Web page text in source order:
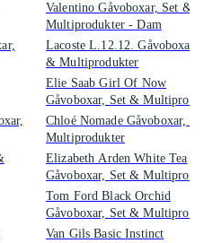
Valentino Gåvoboxar, Set &
Multiprodukter - Dam
Lacoste L.12.12. Gåvoboxar,
& Multiprodukter
Elie Saab Girl Of Now
Gåvoboxar, Set &
Chloé Nomade Gåvoboxar,
Multiprodukter
Elizabeth Arden White Tea
Gåvoboxar, Set &
Tom Ford Black Orchid
Gåvoboxar, Set &
Van Gils Basic Instinct